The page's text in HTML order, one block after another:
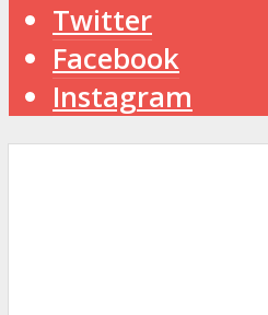
Twitter
Facebook
Instagram